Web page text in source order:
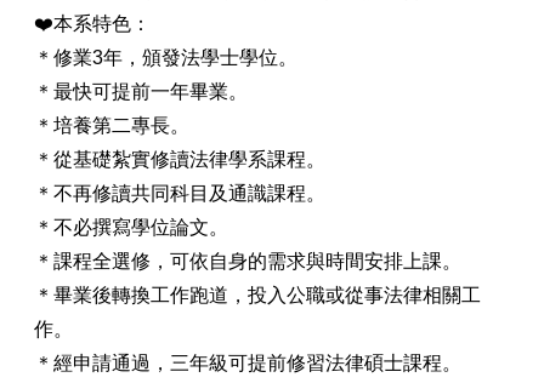
❤️本系特色：
＊修業3年，頒發法學士學位。
＊最快可提前一年畢業。
＊培養第二專長。
＊從基礎紮實修讀法律學系課程。
＊不再修讀共同科目及通識課程。
＊不必撰寫學位論文。
＊課程全選修，可依自身的需求與時間安排上課。
＊畢業後轉換工作跑道，投入公職或從事法律相關工
作。
＊經申請通過，三年級可提前修習法律碩士課程。